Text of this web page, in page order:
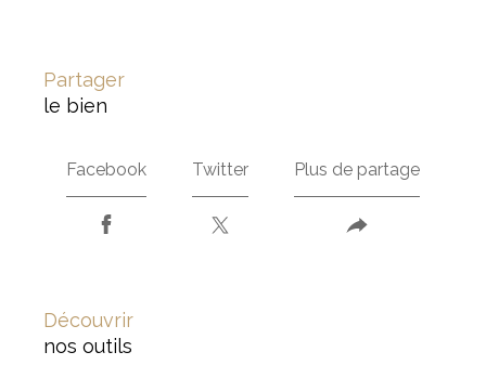
partager
le bien
Facebook Twitter Plus de partage
découvrir
nos outils